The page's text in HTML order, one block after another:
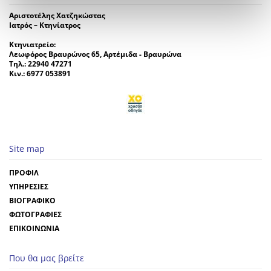
Αριστοτέλης Χατζηκώστας
Ιατρός – Κτηνίατρος
Κτηνιατρείο:
Λεωφόρος Βραυρώνος 65, Αρτέμιδα - Βραυρώνα
Τηλ.: 22940 47271
Κιν.: 6977 053891
Site map
ΠΡΟΦΙΛ
ΥΠΗΡΕΣΙΕΣ
ΒΙΟΓΡΑΦΙΚΟ
ΦΩΤΟΓΡΑΦΙΕΣ
ΕΠΙΚΟΙΝΩΝΙΑ
Που θα μας βρείτε